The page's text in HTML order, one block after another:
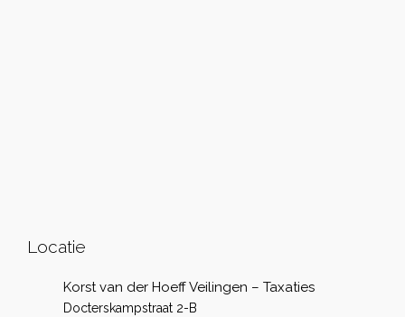
Locatie
Korst van der Hoeff Veilingen – Taxaties
Docterskampstraat 2-B